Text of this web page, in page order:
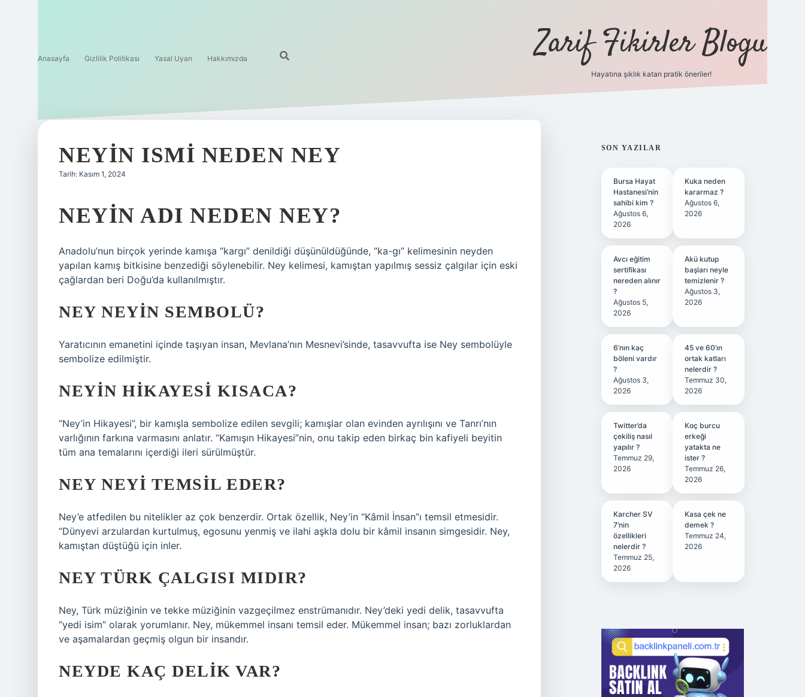
Anasayfa Gizlilik Politikası Yasal Uyarı Hakkımızda Zarif Fikirler Blogu
Hayatına şıklık katan pratik öneriler!
NEYIN ISMI NEDEN NEY
Tarih: Kasım 1, 2024
NEYIN ADI NEDEN NEY?
Anadolu’nun birçok yerinde kamışa “kargı” denildiği düşünüldüğünde, “ka-gı” kelimesinin neyden
yapılan kamış bitkisine benzediği söylenebilir. Ney kelimesi, kamıştan yapılmış sessiz çalgılar için eski
çağlardan beri Doğu’da kullanılmıştır.
NEY NEYIN SEMBOLÜ?
Yaratıcının emanetini içinde taşıyan insan, Mevlana’nın Mesnevi’sinde, tasavvufta ise Ney sembolüyle
sembolize edilmiştir.
NEYIN HIKAYESI KISACA?
“Ney’in Hikayesi”, bir kamışla sembolize edilen sevgili; kamışlar olan evinden ayrılışını ve Tanrı’nın
varlığının farkına varmasını anlatır. “Kamışın Hikayesi”nin, onu takip eden birkaç bin kafiyeli beyitin
tüm ana temalarını içerdiği ileri sürülmüştür.
NEY NEYI TEMSIL EDER?
Ney’e atfedilen bu nitelikler az çok benzerdir. Ortak özellik, Ney’in “Kâmil İnsan”ı temsil etmesidir.
“Dünyevi arzulardan kurtulmuş, egosunu yenmiş ve ilahi aşkla dolu bir kâmil insanın simgesidir. Ney,
kamıştan düştüğü için inler.
NEY TÜRK ÇALGISI MIDIR?
Ney, Türk müziğinin ve tekke müziğinin vazgeçilmez enstrümanıdır. Ney’deki yedi delik, tasavvufta
“yedi isim” olarak yorumlanır. Ney, mükemmel insanı temsil eder. Mükemmel insan; bazı zorluklardan
ve aşamalardan geçmiş olgun bir insandır.
NEYDE KAÇ DELIK VAR?
SIDEBAR
SON YAZILAR
Bursa Hayat
Hastanesi’nin
sahibi kim ?
Ağustos 6,
2026
Kuka neden
kararmaz ?
Ağustos 6,
2026
Avcı eğitim
sertifikası
nereden alınır
?
Ağustos 5,
2026
Akü kutup
başları neyle
temizlenir ?
Ağustos 3,
2026
6’nın kaç
böleni vardır
?
Ağustos 3,
2026
45 ve 60’ın
ortak katları
nelerdir ?
Temmuz 30,
2026
Twitter’da
çekiliş nasıl
yapılır ?
Temmuz 29,
2026
Koç burcu
erkeği
yatakta ne
ister ?
Temmuz 26,
2026
Karcher SV
7’nin
özellikleri
nelerdir ?
Temmuz 25,
2026
Kasa çek ne
demek ?
Temmuz 24,
2026